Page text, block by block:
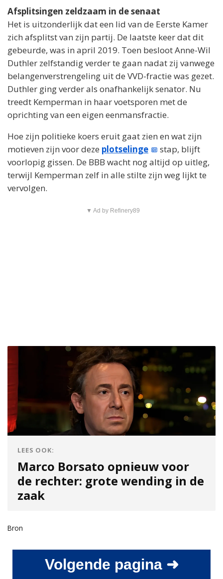
Afsplitsingen zeldzaam in de senaat
Het is uitzonderlijk dat een lid van de Eerste Kamer
zich afsplitst van zijn partij. De laatste keer dat dit
gebeurde, was in april 2019. Toen besloot Anne-Wil
Duthler zelfstandig verder te gaan nadat zij vanwege
belangenverstrengeling uit de VVD-fractie was gezet.
Duthler ging verder als onafhankelijk senator. Nu
treedt Kemperman in haar voetsporen met de
oprichting van een eigen eenmansfractie.
Hoe zijn politieke koers eruit gaat zien en wat zijn
motieven zijn voor deze plotselinge
stap, blijft
voorlopig gissen. De BBB wacht nog altijd op uitleg,
terwijl Kemperman zelf in alle stilte zijn weg lijkt te
vervolgen.
▼ Ad by Refinery89
LEES OOK:
Marco Borsato opnieuw voor
de rechter: grote wending in de
zaak
Bron
Volgende pagina ➜